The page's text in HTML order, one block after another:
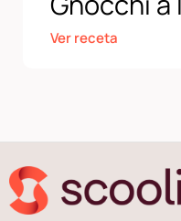
Ver receta